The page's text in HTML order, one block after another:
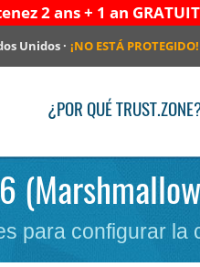
2 ans + 1 an
Unidos · ¡NO ESTÁ PROTEGIDO!
¿POR QUÉ
para configurar la